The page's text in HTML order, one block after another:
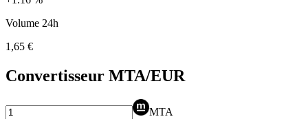
Volume 24h
1,65 €
Convertisseur MTA/EUR
MTA